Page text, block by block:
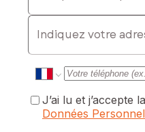
0778431166, E-mail :
commercial immatriculé
794603530
E-mail
J’ai lu et j’accepte la
Données